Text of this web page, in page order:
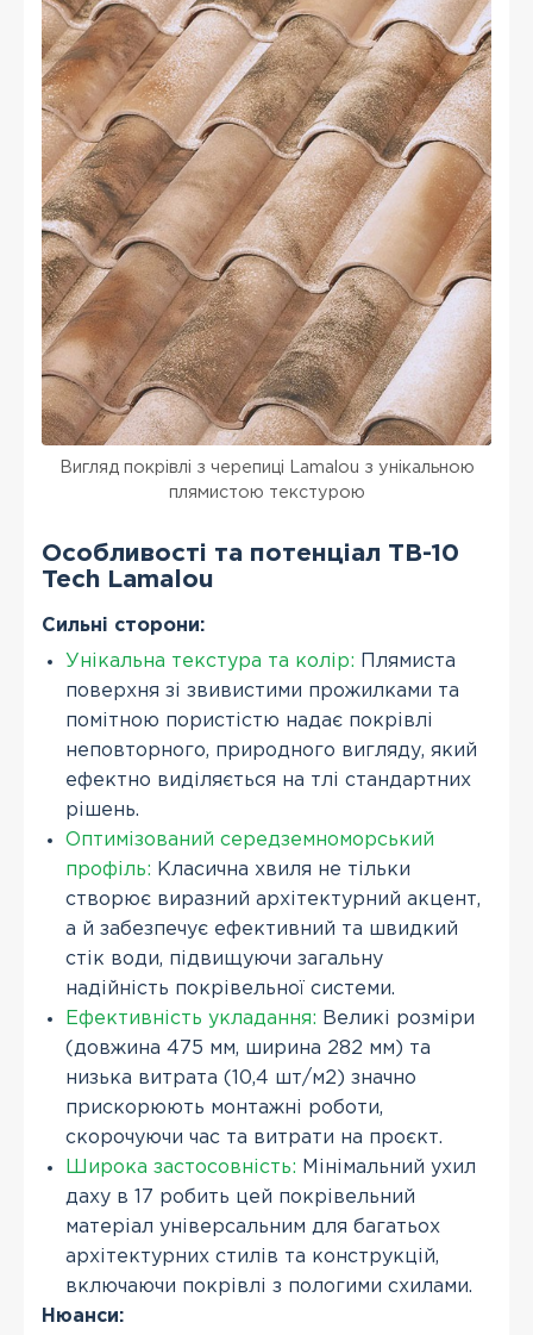
Вигляд покрівлі з черепиці Lamalou з унікальною
плямистою текстурою
Особливості та потенціал TB-10
Tech Lamalou
Сильні сторони:
Унікальна текстура та колір: Плямиста
поверхня зі звивистими прожилками та
помітною пористістю надає покрівлі
неповторного, природного вигляду, який
ефектно виділяється на тлі стандартних
рішень.
Оптимізований середземноморський
профіль: Класична хвиля не тільки
створює виразний архітектурний акцент,
а й забезпечує ефективний та швидкий
стік води, підвищуючи загальну
надійність покрівельної системи.
Ефективність укладання: Великі розміри
(довжина 475 мм, ширина 282 мм) та
низька витрата (10,4 шт/м2) значно
прискорюють монтажні роботи,
скорочуючи час та витрати на проєкт.
Широка застосовність: Мінімальний ухил
даху в 17 робить цей покрівельний
матеріал універсальним для багатьох
архітектурних стилів та конструкцій,
включаючи покрівлі з пологими схилами.
Нюанси: